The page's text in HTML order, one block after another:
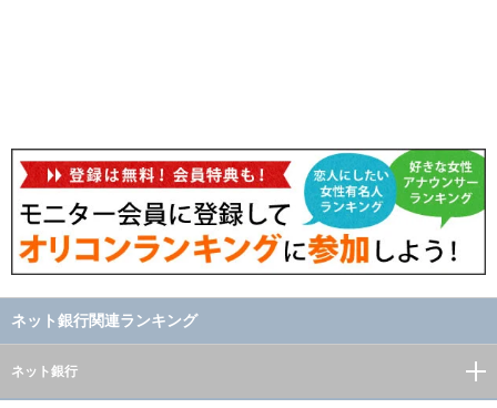
ネット銀行関連ランキング
ネット銀行